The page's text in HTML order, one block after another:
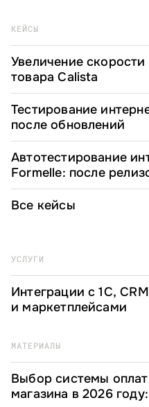
КЕЙСЫ
Увеличение скорости
товара Calista
Тестирование
после обновлений
Автотестирование
Formelle: после
мониторинг
Все кейсы
УСЛУГИ
Интеграции с 1С,
и маркетплейсами
МАТЕРИАЛЫ
Выбор системы
магазина в 2026